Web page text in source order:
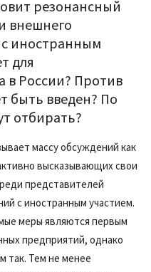
резонансный
внешнего
иностранным
для
в России? Против
быть введен? По
отбирать?
массу обсуждений как
высказывающих свои
представителей
с иностранным участием.
меры являются первым
предприятий, однако
так. Тем не менее